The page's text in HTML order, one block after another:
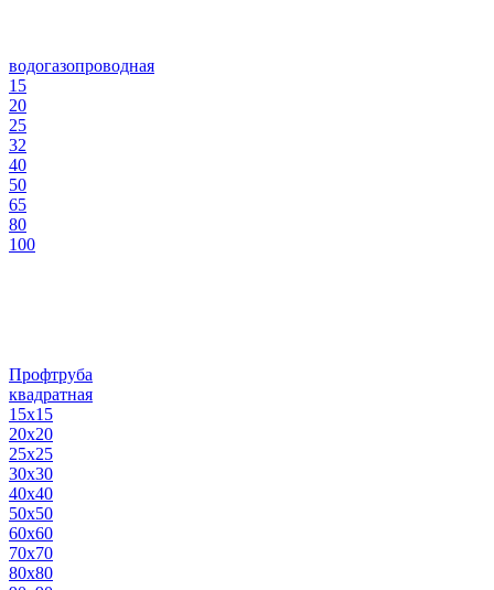
водогазопроводная
15
20
25
32
40
50
65
80
100
Профтруба
квадратная
15х15
20х20
25х25
30х30
40х40
50х50
60х60
70х70
80х80